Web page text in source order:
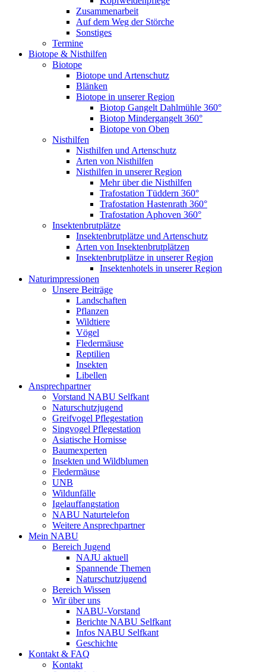
Zusammenarbeit
Auf dem Weg der Störche
Sonstiges
Termine
Biotope & Nisthilfen
Biotope
Biotope und Artenschutz
Blänken
Biotope in unserer Region
Biotop Gangelt Dahlmühle 360°
Biotop Mindergangelt 360°
Biotope von Oben
Nisthilfen
Nisthilfen und Artenschutz
Arten von Nisthilfen
Nisthilfen in unserer Region
Mehr über die Nisthilfen
Trafostation Tüddern 360°
Trafostation Hastenrath 360°
Trafostation Aphoven 360°
Insektenbrutplätze
Insektenbrutplätze und Artenschutz
Arten von Insektenbrutplätzen
Insektenbrutplätze in unserer Region
Insektenhotels in unserer Region
Naturimpressionen
Unsere Beiträge
Landschaften
Pflanzen
Wildtiere
Vögel
Fledermäuse
Reptilien
Insekten
Libellen
Ansprechpartner
Vorstand NABU Selfkant
Naturschutzjugend
Greifvogel Pflegestation
Singvogel Pflegestation
Asiatische Hornisse
Baumexperten
Insekten und Wildblumen
Fledermäuse
UNB
Wildunfälle
Igelauffangstation
NABU Naturtelefon
Weitere Ansprechpartner
Mein NABU
Bereich Jugend
NAJU aktuell
Spannende Themen
Naturschutzjugend
Bereich Wissen
Wir über uns
NABU-Vorstand
Berichte NABU Selfkant
Infos NABU Selfkant
Geschichte
Kontakt & FAQ
Kontakt